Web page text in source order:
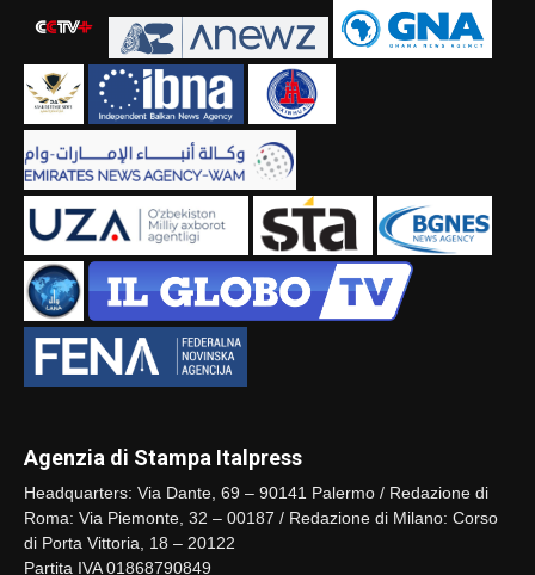
Agenzia di Stampa Italpress
Headquarters: Via Dante, 69 – 90141 Palermo / Redazione di
Roma: Via Piemonte, 32 – 00187 / Redazione di Milano: Corso
di Porta Vittoria, 18 – 20122
Partita IVA 01868790849